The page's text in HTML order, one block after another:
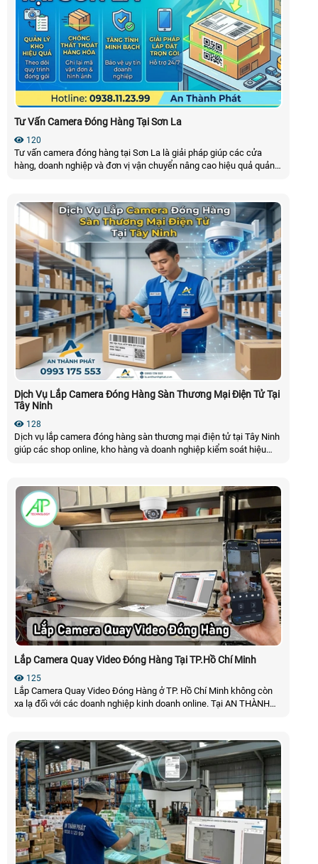
Tư Vấn Camera Đóng Hàng Tại Sơn La
120
Tư vấn camera đóng hàng tại Sơn La là giải pháp giúp các cửa
hàng, doanh nghiệp và đơn vị vận chuyển nâng cao hiệu quả quản
quy trình làm việc chuyên nghiệp, minh bạch hơn
Dịch Vụ Lắp Camera Đóng Hàng Sàn Thương Mại Điện Tử Tại
Tây Ninh
128
Dịch vụ lắp camera đóng hàng sàn thương mại điện tử tại Tây Ninh
giúp các shop online, kho hàng và doanh nghiệp kiểm soát hiệu
thoát hàng hóa và nâng cao hiệu quả quản lý kinh doanh
Lắp Camera Quay Video Đóng Hàng Tại TP.Hồ Chí Minh
125
Lắp Camera Quay Video Đóng Hàng ở TP. Hồ Chí Minh không còn
xa lạ đối với các doanh nghiệp kinh doanh online. Tại AN THÀNH
điên và tự động quét mã vận đơn. Cùng đi sau vào với Camera
Quay Video Đóng Hàng ⬇